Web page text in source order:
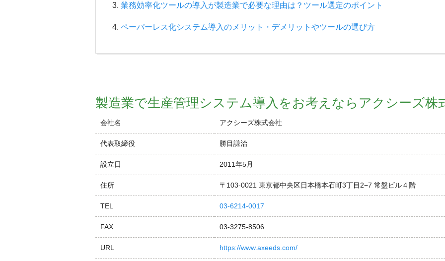
業務効率化ツールの導入が製造業で必要な理由は？ツール選定のポイント
ペーパーレス化システム導入のメリット・デメリットやツールの選び方
製造業で生産管理システム導入をお考えならアクシーズ株
会社名 アクシーズ株式会社
代表取締役 勝目謙治
設立日 2011年5月
住所 〒103-0021 東京都中央区日本橋本石町3丁目2−7 常盤ビル４階
TEL 03-6214-0017
FAX 03-3275-8506
URL https://www.axeeds.com/